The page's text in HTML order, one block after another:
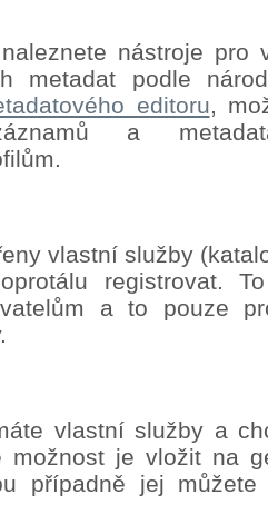
nástroje pro
metadat podle
editoru,
a
vlastní služby
registrovat.
a to pouze
vlastní služby a
možnost je vložit na
případně jej